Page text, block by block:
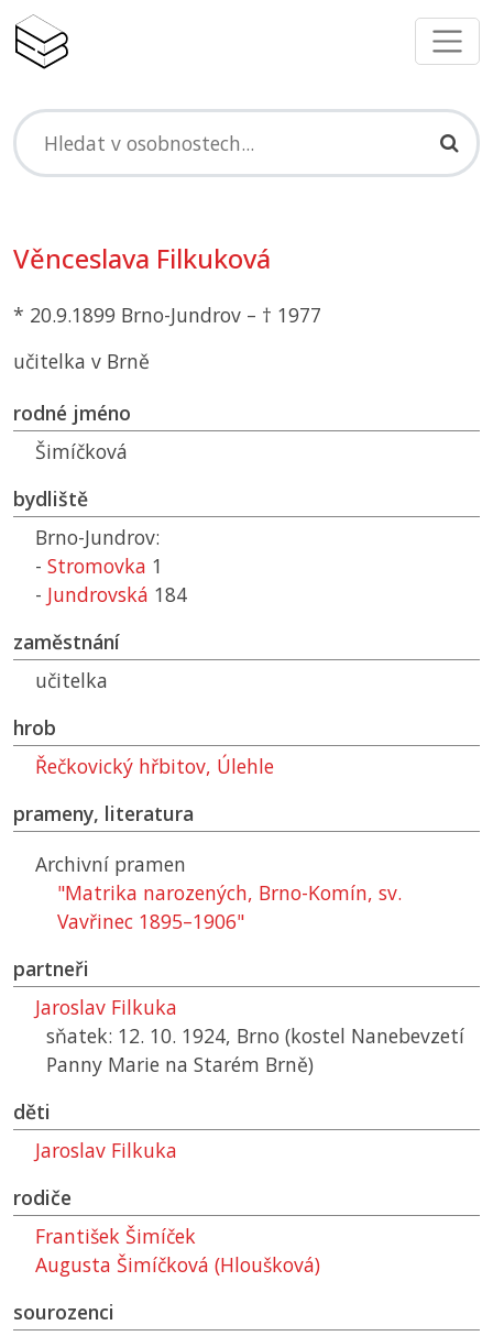
Věnceslava Filkuková
* 20.9.1899 Brno-Jundrov – † 1977
učitelka v Brně
rodné jméno
Šimíčková
bydliště
Brno-Jundrov:
- Stromovka 1
- Jundrovská 184
zaměstnání
učitelka
hrob
Řečkovický hřbitov, Úlehle
prameny, literatura
Archivní pramen
"Matrika narozených, Brno-Komín, sv.
Vavřinec 1895–1906"
partneři
Jaroslav Filkuka
sňatek: 12. 10. 1924, Brno (kostel Nanebevzetí
Panny Marie na Starém Brně)
děti
Jaroslav Filkuka
rodiče
František Šimíček
Augusta Šimíčková (Hloušková)
sourozenci